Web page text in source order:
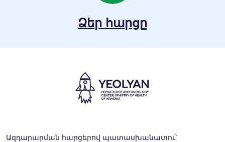
Ձեր հարցը
Ազդարարման հարցերով պատասխանատու՝